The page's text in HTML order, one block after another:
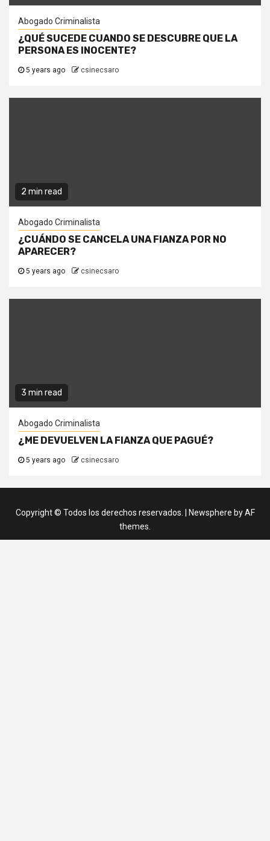
Abogado Criminalista
¿QUÉ SUCEDE CUANDO SE DESCUBRE QUE LA
PERSONA ES INOCENTE?
5 years ago csinecsaro
2 min read
Abogado Criminalista
¿CUÁNDO SE CANCELA UNA FIANZA POR NO
APARECER?
5 years ago csinecsaro
3 min read
Abogado Criminalista
¿ME DEVUELVEN LA FIANZA QUE PAGUÉ?
5 years ago csinecsaro
Copyright © Todos los derechos reservados. Newsphere by AF
themes.